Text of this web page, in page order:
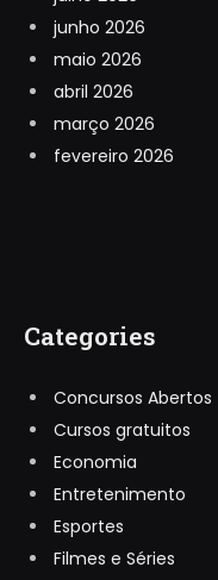
junho 2026
maio 2026
abril 2026
março 2026
fevereiro 2026
Categories
Concursos Abertos
Cursos gratuitos
Economia
Entretenimento
Esportes
Filmes e Séries